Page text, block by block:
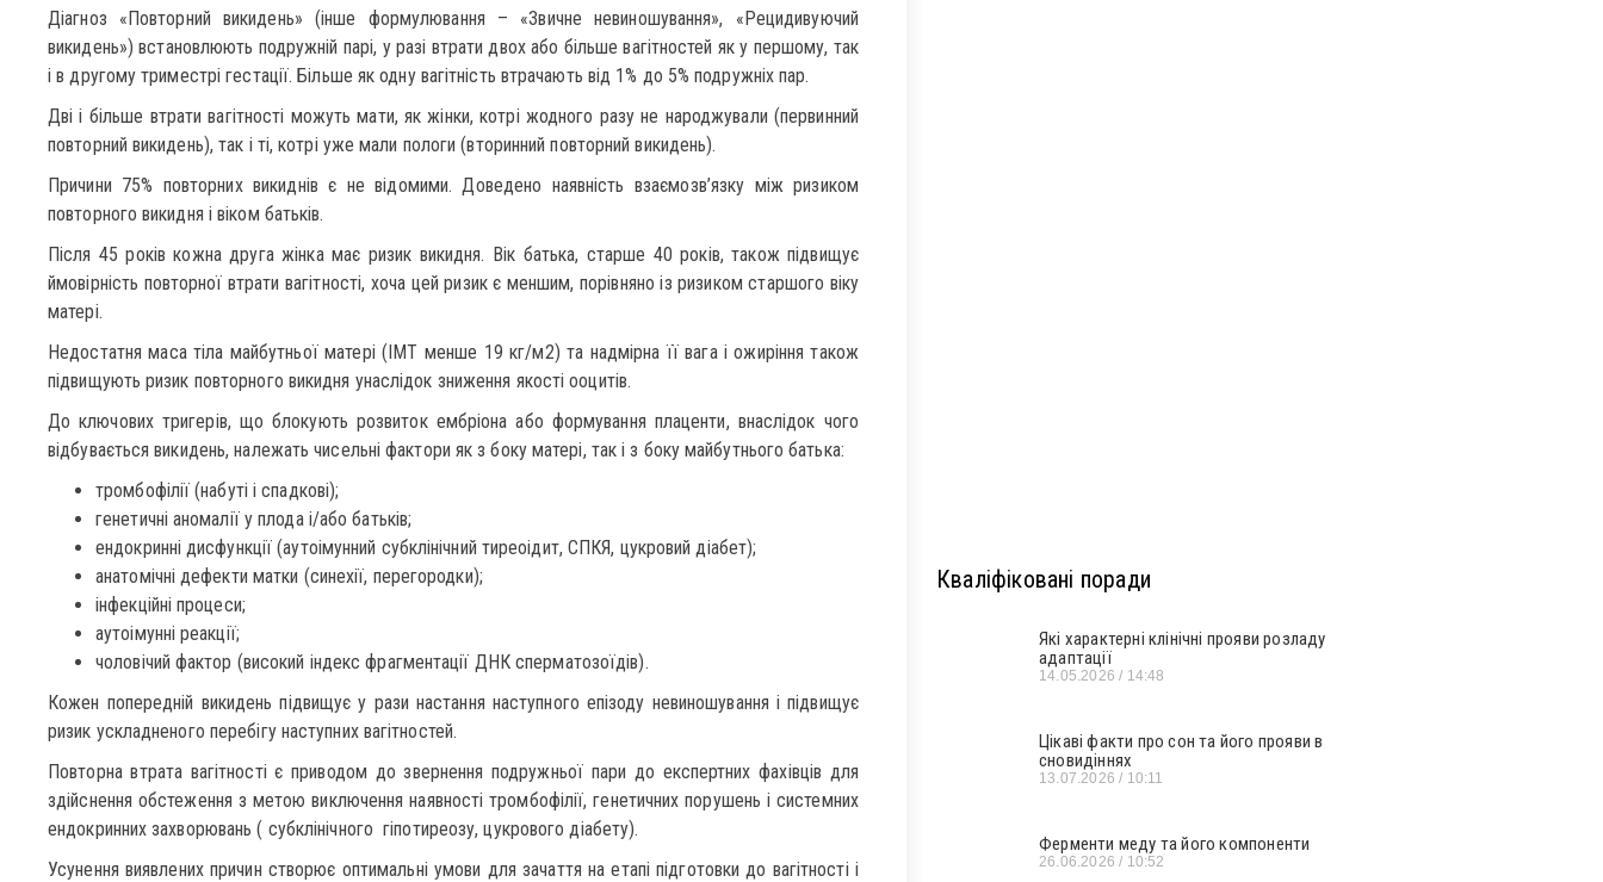
Діагноз «Повторний викидень» (інше формулювання – «Звичне невиношування», «Рецидивуючий
викидень») встановлюють подружній парі, у разі втрати двох або більше вагітностей як у першому, так
і в другому триместрі гестації. Більше як одну вагітність втрачають від 1% до 5% подружніх пар.
Дві і більше втрати вагітності можуть мати, як жінки, котрі жодного разу не народжували (первинний
повторний викидень), так і ті, котрі уже мали пологи (вторинний повторний викидень).
Причини 75% повторних викиднів є не відомими. Доведено наявність взаємозв’язку між ризиком
повторного викидня і віком батьків.
Після 45 років кожна друга жінка має ризик викидня. Вік батька, старше 40 років, також підвищує
ймовірність повторної втрати вагітності, хоча цей ризик є меншим, порівняно із ризиком старшого віку
матері.
Недостатня маса тіла майбутньої матері (ІМТ менше 19 кг/м2) та надмірна її вага і ожиріння також
підвищують ризик повторного викидня унаслідок зниження якості ооцитів.
До ключових тригерів, що блокують розвиток ембріона або формування плаценти, внаслідок чого
відбувається викидень, належать чисельні фактори як з боку матері, так і з боку майбутнього батька:
тромбофілії (набуті і спадкові);
генетичні аномалії у плода і/або батьків;
ендокринні дисфункції (аутоімунний субклінічний тиреоідит, СПКЯ, цукровий діабет);
анатомічні дефекти матки (синехії, перегородки);
інфекційні процеси;
аутоімунні реакції;
чоловічий фактор (високий індекс фрагментації ДНК сперматозоїдів).
Кожен попередній викидень підвищує у рази настання наступного епізоду невиношування і підвищує
ризик ускладненого перебігу наступних вагітностей.
Повторна втрата вагітності є приводом до звернення подружньої пари до експертних фахівців для
здійснення обстеження з метою виключення наявності тромбофілії, генетичних порушень і системних
ендокринних захворювань ( субклінічного гіпотиреозу, цукрового діабету).
Усунення виявлених причин створює оптимальні умови для зачаття на етапі підготовки до вагітності і
Кваліфіковані поради
Які характерні клінічні прояви розладу
адаптації
14.05.2026 14:48
Цікаві факти про сон та його прояви в
сновидіннях
13.07.2026 10:11
Ферменти меду та його компоненти
26.06.2026 10:52